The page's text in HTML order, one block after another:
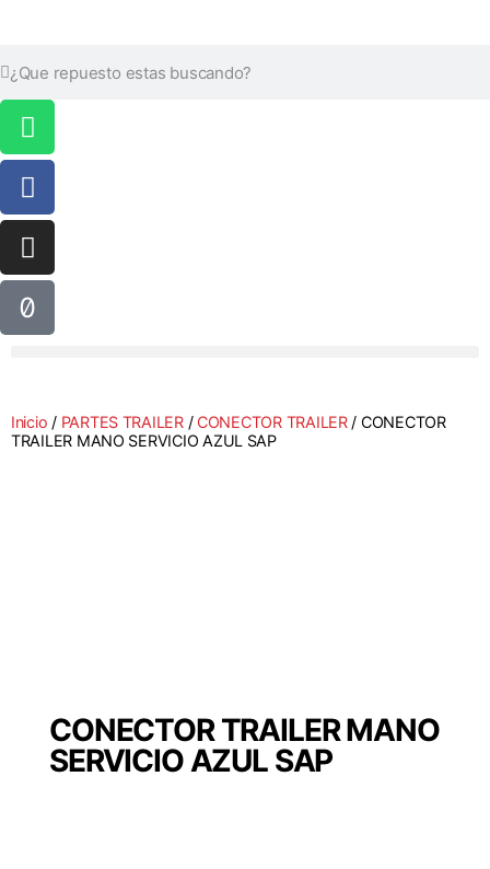
Inicio / PARTES TRAILER/ CONECTOR TRAILER/ CONECTOR
TRAILER MANO SERVICIO AZUL SAP
CONECTOR TRAILER MANO
SERVICIO AZUL SAP